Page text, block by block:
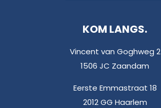
KOM LANGS.
Vincent van Goghweg 2
1506 JC Zaandam
Eerste Emmastraat 18
2012 GG Haarlem